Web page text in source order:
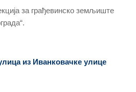
за грађевинско земљиште
из Иванковачке улице